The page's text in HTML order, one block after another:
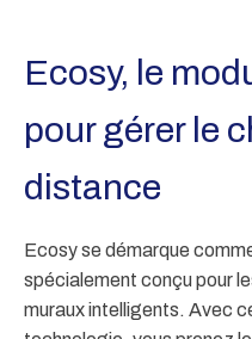
Ecosy, le
pour gérer le
distance
Ecosy se démarque
spécialement conçu pour
muraux intelligents. Avec